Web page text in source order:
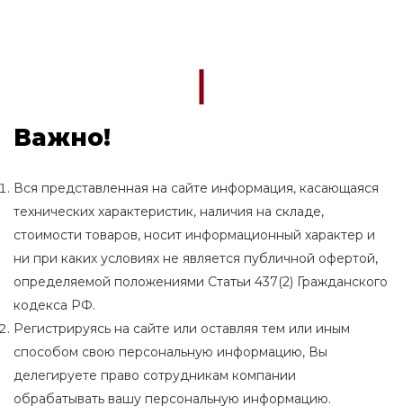
Важно!
Вся представленная на сайте информация, касающаяся
технических характеристик, наличия на складе,
стоимости товаров, носит информационный характер и
ни при каких условиях не является публичной офертой,
определяемой положениями Статьи 437(2) Гражданского
кодекса РФ.
Регистрируясь на сайте или оставляя тем или иным
способом свою персональную информацию, Вы
делегируете право сотрудникам компании
обрабатывать вашу персональную информацию.